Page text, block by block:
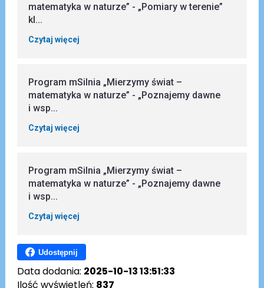
matematyka w naturze” - „Pomiary w terenie”
kl...
Czytaj więcej
Program mSilnia „Mierzymy świat –
matematyka w naturze” - „Poznajemy dawne
i wsp...
Czytaj więcej
Program mSilnia „Mierzymy świat –
matematyka w naturze” - „Poznajemy dawne
i wsp...
Czytaj więcej
Udostępnij
Data dodania: 2025-10-13 13:51:33
Ilość wyświetleń: 837